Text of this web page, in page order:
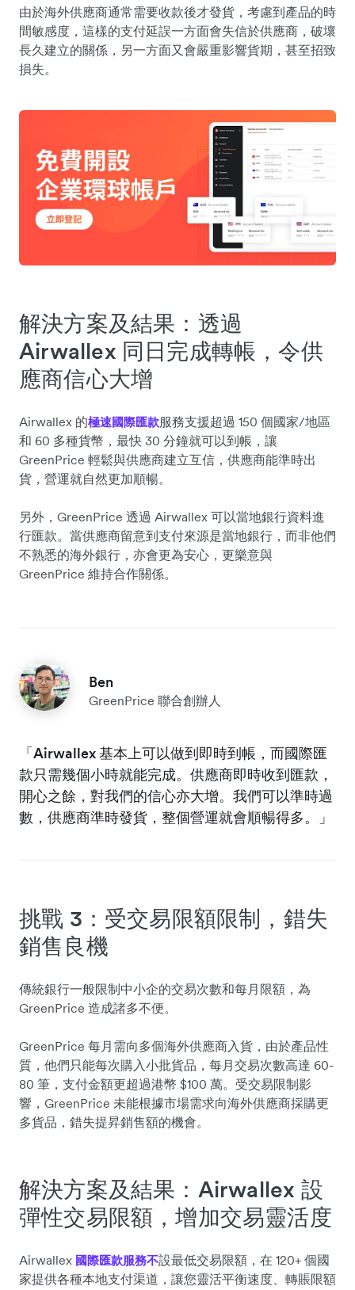
由於海外供應商通常需要收款後才發貨，考慮到產品的時
間敏感度，這樣的支付延誤一方面會失信於供應商，破壞
長久建立的關係，另一方面又會嚴重影響貨期，甚至招致
損失。
解決方案及結果：透過
Airwallex 同日完成轉帳，令供
應商信心大增
Airwallex 的極速國際匯款服務支援超過 150 個國家/地區
和 60 多種貨幣，最快 30 分鐘就可以到帳，讓
GreenPrice 輕鬆與供應商建立互信，供應商能準時出
貨，營運就自然更加順暢。
另外，GreenPrice 透過 Airwallex 可以當地銀行資料進
行匯款。當供應商留意到支付來源是當地銀行，而非他們
不熟悉的海外銀行，亦會更為安心，更樂意與
GreenPrice 維持合作關係。
Ben
GreenPrice 聯合創辦人
「Airwallex 基本上可以做到即時到帳，而國際匯
款只需幾個小時就能完成。供應商即時收到匯款，
開心之餘，對我們的信心亦大增。我們可以準時過
數，供應商準時發貨，整個營運就會順暢得多。」
挑戰 3：受交易限額限制，錯失
銷售良機
傳統銀行一般限制中小企的交易次數和每月限額，為
GreenPrice 造成諸多不便。
GreenPrice 每月需向多個海外供應商入貨，由於產品性
質，他們只能每次購入小批貨品，每月交易次數高達 60-
80 筆，支付金額更超過港幣 $100 萬。受交易限制影
響，GreenPrice 未能根據市場需求向海外供應商採購更
多貨品，錯失提昇銷售額的機會。
解決方案及結果：Airwallex 設
彈性交易限額，增加交易靈活度
Airwallex 國際匯款服務不設最低交易限額，在 120+ 個國
家提供各種本地支付渠道，讓您靈活平衡速度、轉賬限額